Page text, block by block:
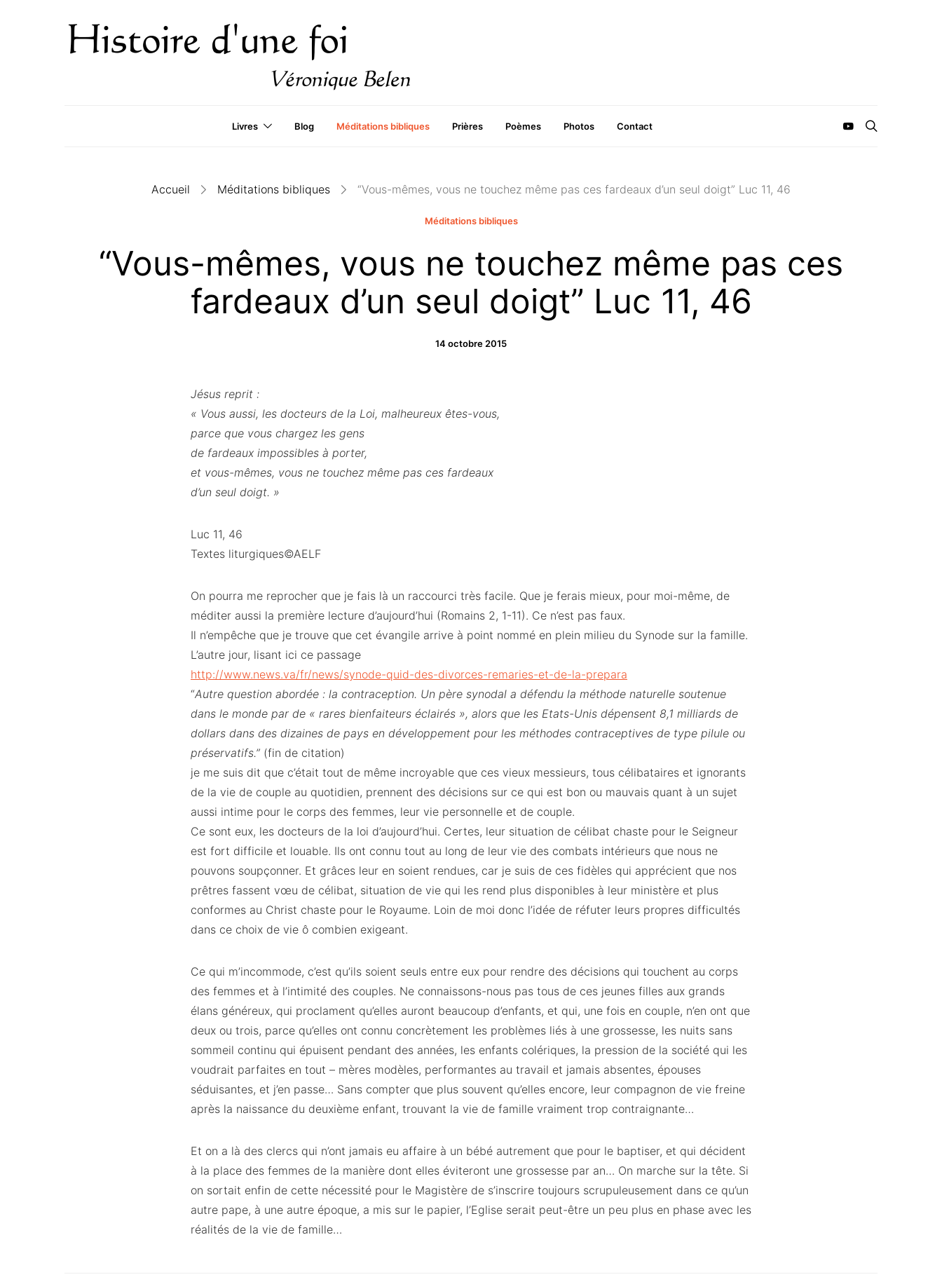
Livres Blog Méditations bibliques Prières Poèmes Photos Contact
Accueil Méditations bibliques “Vous-mêmes, vous ne touchez même pas ces fardeaux d’un seul doigt” Luc 11, 46
Méditations bibliques
“Vous-mêmes, vous ne touchez même pas ces
fardeaux d’un seul doigt” Luc 11, 46
14 octobre 2015
Jésus reprit :
« Vous aussi, les docteurs de la Loi, malheureux êtes-vous,
parce que vous chargez les gens
de fardeaux impossibles à porter,
et vous-mêmes, vous ne touchez même pas ces fardeaux
d’un seul doigt. »
Luc 11, 46
Textes liturgiques©AELF
On pourra me reprocher que je fais là un raccourci très facile. Que je ferais mieux, pour moi-même, de
méditer aussi la première lecture d’aujourd’hui (Romains 2, 1-11). Ce n’est pas faux.
Il n’empêche que je trouve que cet évangile arrive à point nommé en plein milieu du Synode sur la famille.
L’autre jour, lisant ici ce passage
http://www.news.va/fr/news/synode-quid-des-divorces-remaries-et-de-la-prepara
“Autre question abordée : la contraception. Un père synodal a défendu la méthode naturelle soutenue
dans le monde par de « rares bienfaiteurs éclairés », alors que les Etats-Unis dépensent 8,1 milliards de
dollars dans des dizaines de pays en développement pour les méthodes contraceptives de type pilule ou
préservatifs.” (fin de citation)
je me suis dit que c’était tout de même incroyable que ces vieux messieurs, tous célibataires et ignorants
de la vie de couple au quotidien, prennent des décisions sur ce qui est bon ou mauvais quant à un sujet
aussi intime pour le corps des femmes, leur vie personnelle et de couple.
Ce sont eux, les docteurs de la loi d’aujourd’hui. Certes, leur situation de célibat chaste pour le Seigneur
est fort difficile et louable. Ils ont connu tout au long de leur vie des combats intérieurs que nous ne
pouvons soupçonner. Et grâces leur en soient rendues, car je suis de ces fidèles qui apprécient que nos
prêtres fassent vœu de célibat, situation de vie qui les rend plus disponibles à leur ministère et plus
conformes au Christ chaste pour le Royaume. Loin de moi donc l’idée de réfuter leurs propres difficultés
dans ce choix de vie ô combien exigeant.
Ce qui m’incommode, c’est qu’ils soient seuls entre eux pour rendre des décisions qui touchent au corps
des femmes et à l’intimité des couples. Ne connaissons-nous pas tous de ces jeunes filles aux grands
élans généreux, qui proclament qu’elles auront beaucoup d’enfants, et qui, une fois en couple, n’en ont que
deux ou trois, parce qu’elles ont connu concrètement les problèmes liés à une grossesse, les nuits sans
sommeil continu qui épuisent pendant des années, les enfants colériques, la pression de la société qui les
voudrait parfaites en tout – mères modèles, performantes au travail et jamais absentes, épouses
séduisantes, et j’en passe… Sans compter que plus souvent qu’elles encore, leur compagnon de vie freine
après la naissance du deuxième enfant, trouvant la vie de famille vraiment trop contraignante…
Et on a là des clercs qui n’ont jamais eu affaire à un bébé autrement que pour le baptiser, et qui décident
à la place des femmes de la manière dont elles éviteront une grossesse par an… On marche sur la tête. Si
on sortait enfin de cette nécessité pour le Magistère de s’inscrire toujours scrupuleusement dans ce qu’un
autre pape, à une autre époque, a mis sur le papier, l’Eglise serait peut-être un peu plus en phase avec les
réalités de la vie de famille…